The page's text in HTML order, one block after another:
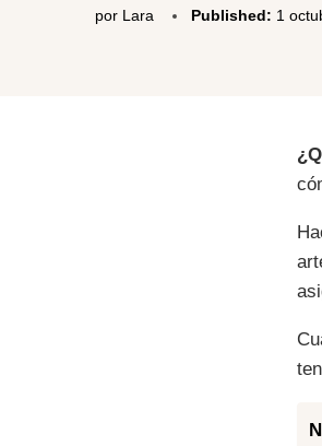
por Lara Published: 1